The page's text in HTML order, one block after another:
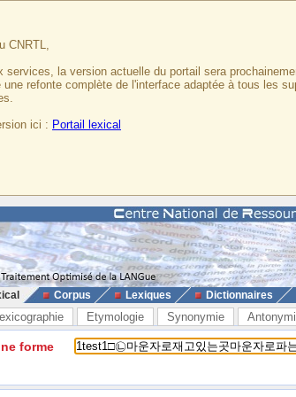
CNRTL,
la version actuelle du portail sera
une refonte complète de l'interface adaptée à tous les
ici : Portail lexical
Corpus Lexiques Dictionnaires
Etymologie Synonymie
forme